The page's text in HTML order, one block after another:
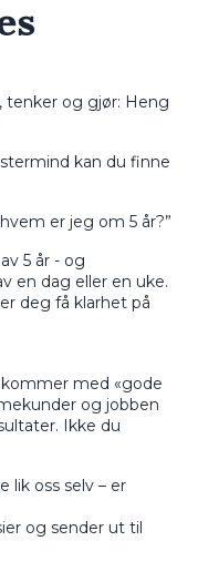
tenker og gjør: Heng
kan du finne
er jeg om 5 år?”
5 år - og
en dag eller en uke.
deg få klarhet på
med «gode
og jobben
Ikke du
lik oss selv – er
og sender ut til